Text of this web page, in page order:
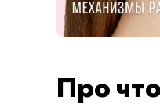
Про